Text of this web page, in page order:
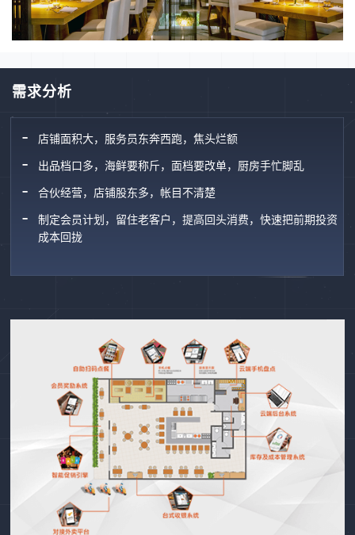
需求分析
店铺面积大，服务员东奔西跑，焦头烂额
出品档口多，海鲜要称斤，面档要改单，厨房手忙脚乱
合伙经营，店铺股东多，帐目不清楚
制定会员计划，留住老客户，提高回头消费，快速把前期投资
成本回拢